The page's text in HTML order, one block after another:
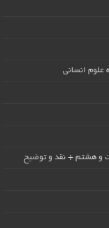
انسانی
و هشتم + نقد و توضیح